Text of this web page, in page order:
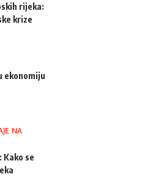
rijeka:
krize
ekonomiju
NA
Kako se